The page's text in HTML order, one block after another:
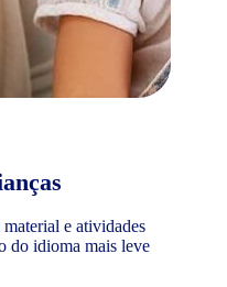
e atividades
do idioma mais leve